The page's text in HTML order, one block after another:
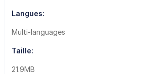
Langues:
Multi-languages
Taille:
21.9MB